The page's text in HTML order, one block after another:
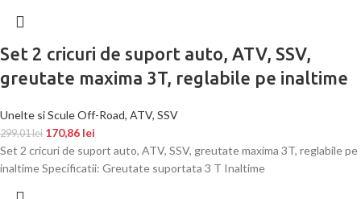
Set 2 cricuri de suport auto, ATV, SSV,
greutate maxima 3T, reglabile pe inaltime
Unelte si Scule Off-Road, ATV, SSV
299,01lei 170,86 lei
Set 2 cricuri de suport auto, ATV, SSV, greutate maxima 3T, reglabile pe
inaltime Specificatii: Greutate suportata 3 T Inaltime